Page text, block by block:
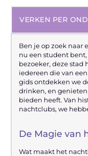
Ben je op zoek naar
nu een student
bezoeker, deze stad
iedereen die van
gids ontdekken we
drinken, en
bieden heeft. Van
nachtclubs, we
De Magie van
Wat maakt het
VERKEN PER